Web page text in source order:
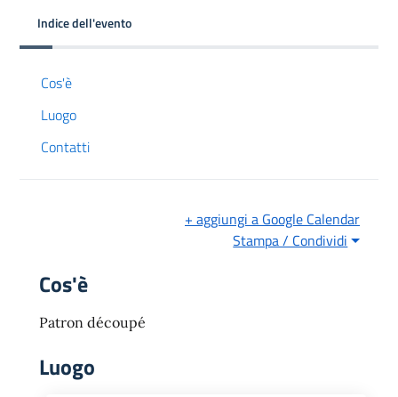
Indice dell'evento
Cos'è
Luogo
Contatti
+ aggiungi a Google Calendar
Stampa / Condividi
Cos'è
Patron découpé
Luogo